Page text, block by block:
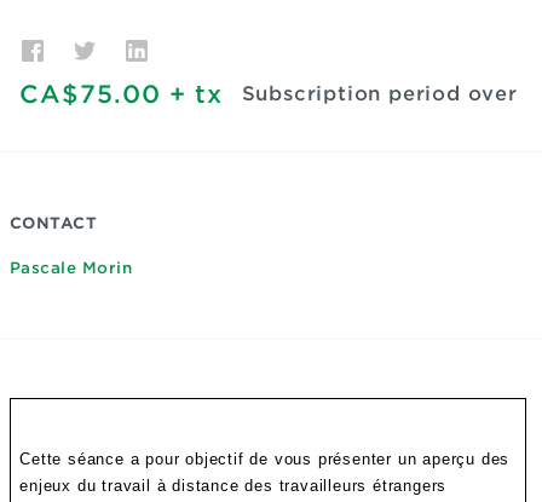
CA$75.00 + tx Subscription period over
CONTACT
Pascale Morin
Cette séance a pour objectif de vous présenter un aperçu des
enjeux du travail à distance des travailleurs étrangers